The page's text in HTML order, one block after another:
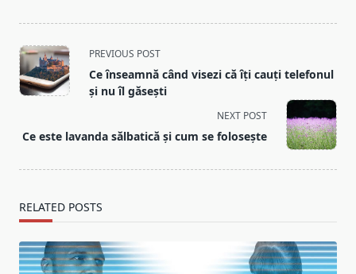
<span
class="nav-
subtitle
PREVIOUS POST
Ce înseamnă când visezi că îți cauți telefonul
și nu îl găsești
NEXT POST
Ce este lavanda sălbatică și cum se folosește
RELATED POSTS